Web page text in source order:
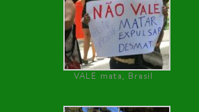
VALE mata, Brasil